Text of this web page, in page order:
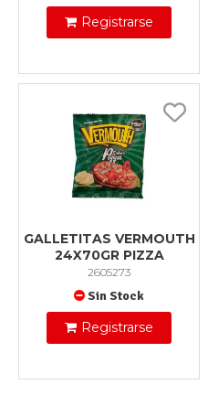
Registrarse
GALLETITAS VERMOUTH
24X70GR PIZZA
2605273
Sin Stock
Registrarse